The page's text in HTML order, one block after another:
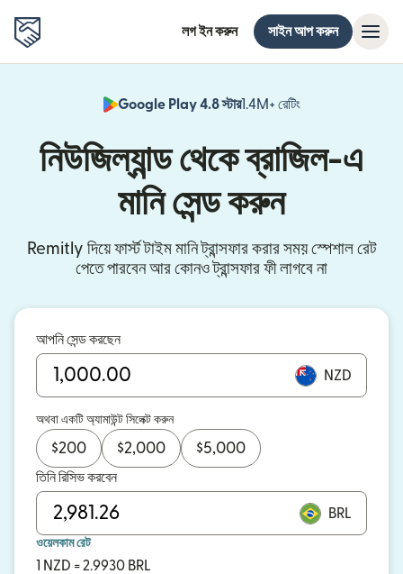
লগ ইন করুন সাইন আপ করুন
Google Play 4.8 স্টার1.4M+ রেটিং
নিউজিল্যান্ড থেকে ব্রাজিল-এ
মানি সেন্ড করুন
Remitly দিয়ে ফার্স্ট টাইম মানি ট্রান্সফার করার সময় স্পেশাল রেট
পেতে পারবেন আর কোনও ট্রান্সফার ফী লাগবে না
আপনি সেন্ড করছেন
NZD
অথবা একটি অ্যামাউন্ট সিলেক্ট করুন
$200 $2,000 $5,000
তিনি রিসিভ করবেন
BRL
ওয়েলকাম রেট
1 NZD = 2.9930 BRL